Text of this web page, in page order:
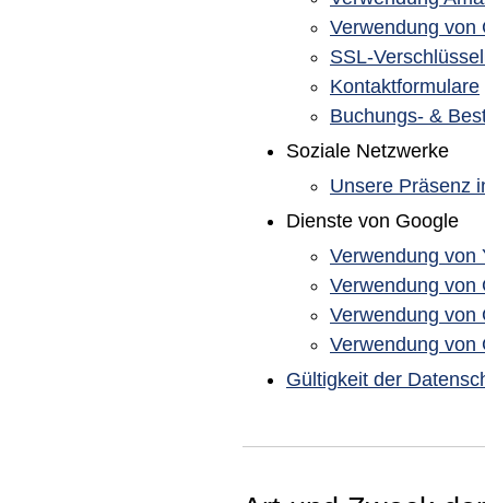
Verwendung von
SSL-
Kontaktformulare
Buchungs- &
Soziale Netzwerke
Unsere Präsenz
Dienste von Google
Verwendung von
Verwendung von
Verwendung von
Verwendung von
Gültigkeit der